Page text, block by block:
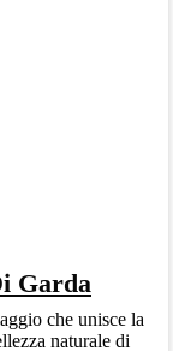
Garda
che unisce la
naturale di